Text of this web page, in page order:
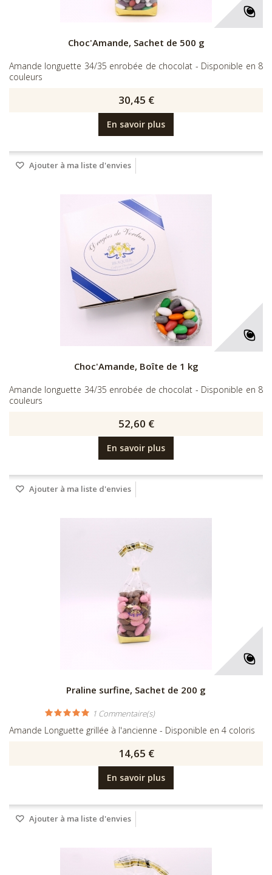
Choc'Amande, Sachet de 500 g
Amande longuette 34/35 enrobée de chocolat - Disponible en 8
couleurs
30,45 €
En savoir plus
Ajouter à ma liste d'envies
Choc'Amande, Boîte de 1 kg
Amande longuette 34/35 enrobée de chocolat - Disponible en 8
couleurs
52,60 €
En savoir plus
Ajouter à ma liste d'envies
Praline surfine, Sachet de 200 g
1 Commentaire(s)
Amande Longuette grillée à l'ancienne - Disponible en 4 coloris
14,65 €
En savoir plus
Ajouter à ma liste d'envies